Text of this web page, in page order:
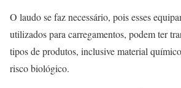
O laudo se faz necessário, pois esses
utilizados para carregamentos, podem ter
tipos de produtos, inclusive material
risco biológico.